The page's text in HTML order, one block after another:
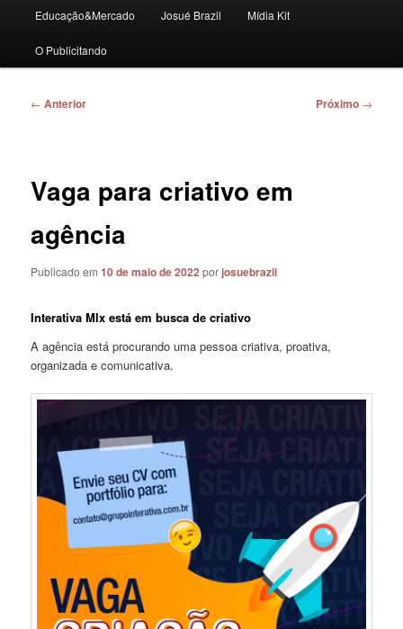
Educação&Mercado Josué Brazil Mídia Kit
O Publicitando
Navegação
← Anterior Próximo →
Vaga para criativo em
agência
Publicado em10 de maio de 2022 porjosuebrazil
Interativa MIx está em busca de criativo
A agência está procurando uma pessoa criativa, proativa,
organizada e comunicativa.